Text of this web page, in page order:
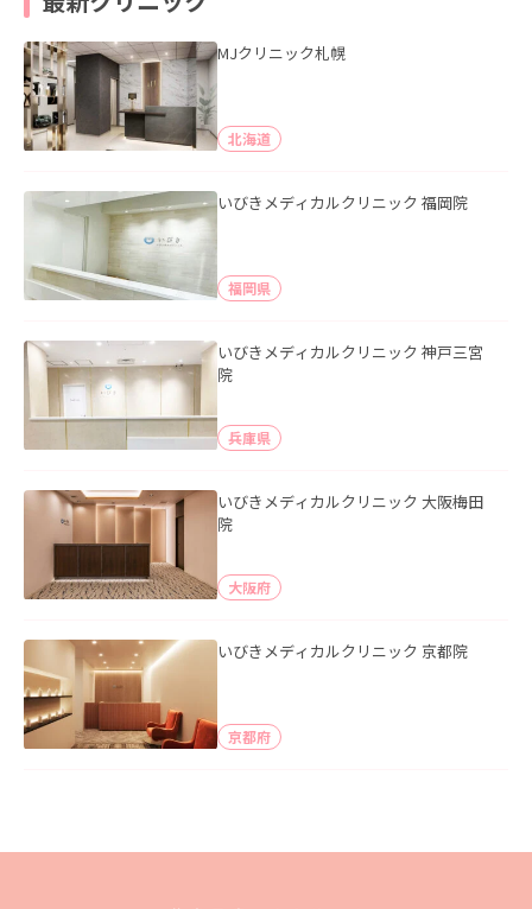
MJクリニック札幌
北海道
いびきメディカルクリニック 福岡院
福岡県
いびきメディカルクリニック 神戸三宮
院
兵庫県
いびきメディカルクリニック 大阪梅田
院
大阪府
いびきメディカルクリニック 京都院
京都府